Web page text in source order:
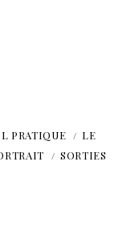
PRATIQUE
LE
SORTIES